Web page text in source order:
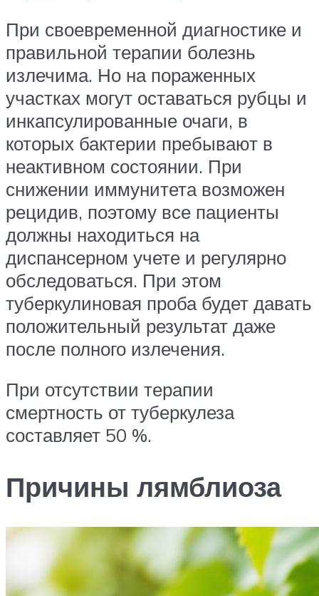
При своевременной диагностике и
правильной терапии болезнь
излечима. Но на пораженных
участках могут оставаться рубцы и
инкапсулированные очаги, в
которых бактерии пребывают в
неактивном состоянии. При
снижении иммунитета возможен
рецидив, поэтому все пациенты
должны находиться на
диспансерном учете и регулярно
обследоваться. При этом
туберкулиновая проба будет давать
положительный результат даже
после полного излечения.
При отсутствии терапии
смертность от туберкулеза
составляет 50 %.
Причины лямблиоза